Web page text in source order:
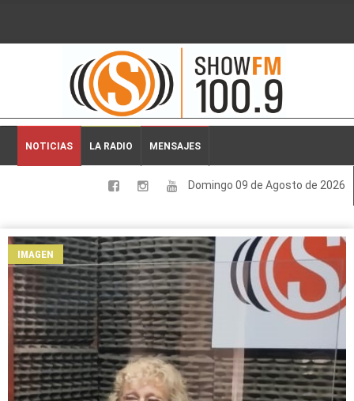
2026-08-09 03:38:02
NOTICIAS LA RADIO MENSAJES
Domingo 09 de Agosto de 2026
LOCALES
DEPORTES
ESPECTACULOS
IMAGEN